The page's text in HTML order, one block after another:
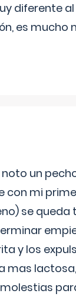
diferente
es mucho
un
con mi
se queda
y los
mas